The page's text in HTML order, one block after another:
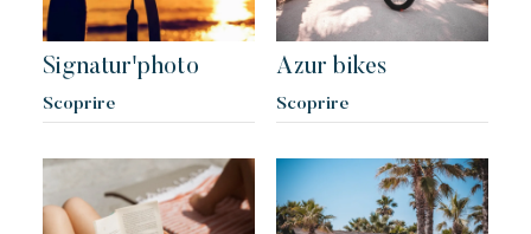
Toison d'or
Elegante Autentico Riservato
Signatur'photo
Scoprire
Azur bikes
Scoprire